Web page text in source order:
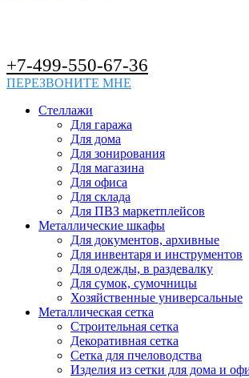
+7-499-550-67-36
ПЕРЕЗВОНИТЕ МНЕ
Стеллажи
Для гаража
Для дома
Для зонирования
Для магазина
Для офиса
Для склада
Для ПВЗ маркетплейсов
Металлические шкафы
Для документов, архивные
Для инвентаря и инструментов
Для одежды, в раздевалку
Для сумок, сумочницы
Хозяйственные универсальные
Металлическая сетка
Строительная сетка
Декоративная сетка
Сетка для пчеловодства
Изделия из сетки для дома и